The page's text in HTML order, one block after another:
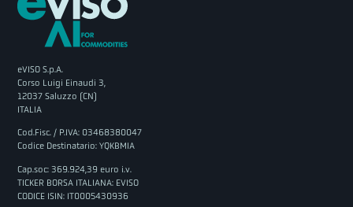
eVISO S.p.A.
Corso Luigi Einaudi 3,
12037 Saluzzo (CN)
ITALIA
Cod.Fisc. / P.IVA: 03468380047
Codice Destinatario: YQKBMIA
Cap.soc: 369.924,39 euro i.v.
TICKER BORSA ITALIANA: EVISO
CODICE ISIN: IT0005430936